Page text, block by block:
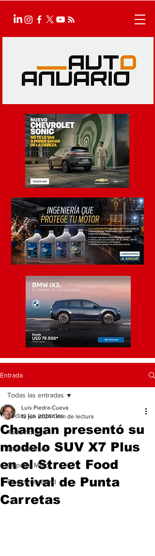
Entrada
Todas las entradas
Todo noticias
Lanzamientos
Deporte Motor
Electromovilidad
Todas las entradas
Changan presentó su
modelo SUV X7 Plus
en el Street Food
Festival de Punta
Carretas
Luis Piedra-Cueva
13 jun 2024 1 min de lectura